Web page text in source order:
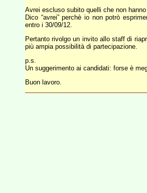
Avrei escluso subito quelli che non
Dico “avrei” perchè io non potrò
entro i 30/09/12.
Pertanto rivolgo un invito allo staff di
più ampia possibilità di partecipazione.
p.s.
Un suggerimento ai candidati: forse è
Buon lavoro.